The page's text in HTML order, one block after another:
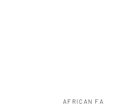
Márka:
AFRICAN FABS